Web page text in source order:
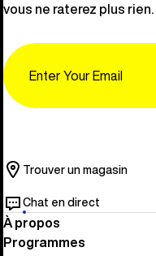
vous ne raterez plus rien.
Trouver un magasin
Chat en direct
À propos
Programmes